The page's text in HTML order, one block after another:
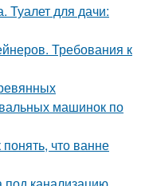
Туалет для дачи:
Требования к
машинок по
что ванне